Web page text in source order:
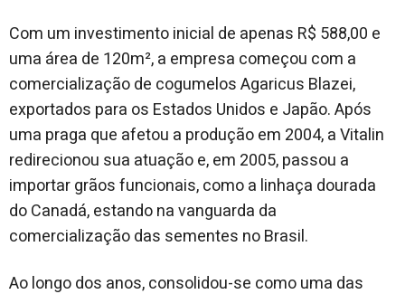
Com um investimento inicial de apenas R$ 588,00 e
uma área de 120m², a empresa começou com a
comercialização de cogumelos Agaricus Blazei,
exportados para os Estados Unidos e Japão. Após
uma praga que afetou a produção em 2004, a Vitalin
redirecionou sua atuação e, em 2005, passou a
importar grãos funcionais, como a linhaça dourada
do Canadá, estando na vanguarda da
comercialização das sementes no Brasil.
Ao longo dos anos, consolidou-se como uma das